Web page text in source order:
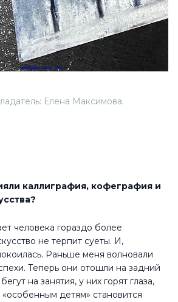
Елена Максимова.
каллиграфия, кофеграфия и
человека гораздо более
не терпит суеты. И,
Раньше меня волновали
Теперь они отошли на задний
на занятия, у них горят глаза,
детям» становится